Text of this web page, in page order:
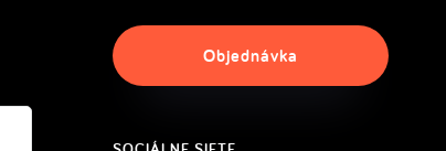
Objednávka